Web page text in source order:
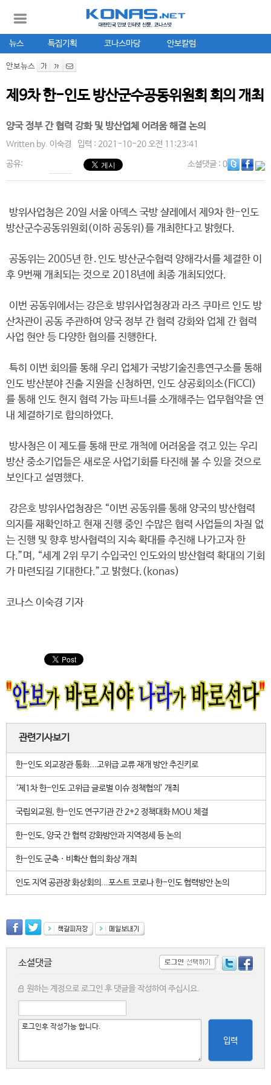
뉴스 특집기획 코나스마당 안보칼럼
안보뉴스
제9차 한-인도 방산군수공동위원회 회의 개최
양국 정부 간 협력 강화 및 방산업체 어려움 해결 논의
Written by. 이숙경 입력 : 2021-10-20 오전 11:23:41
공유: 소셜댓글: 0
방위사업청은 20일 서울 아덱스 국방 샬레에서 제9차 한-인도
방산군수공동위원회(이하 공동위)를 개최한다고 밝혔다.
공동위는 2005년 한․인도 방산군수협력 양해각서를 체결한 이
후 9번째 개최되는 것으로 2018년에 최종 개최되었다.
이번 공동위에서는 강은호 방위사업청장과 라즈 쿠마르 인도 방
산차관이 공동 주관하여 양국 정부 간 협력 강화와 업체 간 협력
사업 현안 등 다양한 협의를 진행한다.
특히 이번 회의를 통해 우리 업체가 국방기술진흥연구소를 통해
인도 방산분야 진출 지원을 신청하면, 인도 상공회의소(FICCI)
를 통해 인도 현지 협력 가능 파트너를 소개해주는 업무협약을 연
내 체결하기로 합의하였다.
방사청은 이 제도를 통해 판로 개척에 어려움을 겪고 있는 우리
방산 중소기업들은 새로운 사업기회를 타진해 볼 수 있을 것으로
보인다고 설명했다.
강은호 방위사업청장은 “이번 공동위를 통해 양국의 방산협력
의지를 재확인하고 현재 진행 중인 수많은 협력 사업들의 차질 없
는 진행 및 향후 방사협력의 지속 확대를 추진해 나가고자 한
다.”며, “세계 2위 무기 수입국인 인도와의 방산협력 확대의 기회
가 마련되길 기대한다.”고 밝혔다.(konas)
코나스 이숙경 기자
관련기사보기
한-인도 외교장관 통화...고위급 교류 재개 방안 추진키로
‘제1차 한-인도 고위급 글로벌 이슈 정책협의’ 개최
국립외교원, 한-인도 연구기관 간 2+2 정책대화 MOU 체결
한-인도, 양국 간 협력 강화방안과 지역정세 등 논의
한-인도 군축 · 비확산 협의 화상 개최
인도 지역 공관장 화상회의...포스트 코로나 한-인도 협력방안 논의
소셜댓글
원하는 계정으로 로그인 후 댓글을 작성하여 주십시요.
입력